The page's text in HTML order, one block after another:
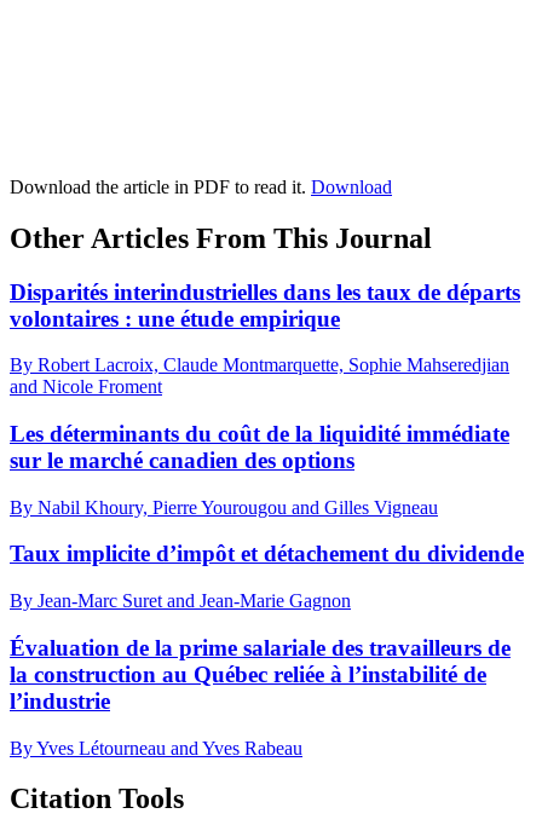
Download the article in PDF to read it. Download
Other Articles From This Journal
Disparités interindustrielles dans les taux de départs
volontaires : une étude empirique
By Robert Lacroix, Claude Montmarquette, Sophie Mahseredjian
and Nicole Froment
Les déterminants du coût de la liquidité immédiate
sur le marché canadien des options
By Nabil Khoury, Pierre Yourougou and Gilles Vigneau
Taux implicite d’impôt et détachement du dividende
By Jean-Marc Suret and Jean-Marie Gagnon
Évaluation de la prime salariale des travailleurs de
la construction au Québec reliée à l’instabilité de
l’industrie
By Yves Létourneau and Yves Rabeau
Citation Tools